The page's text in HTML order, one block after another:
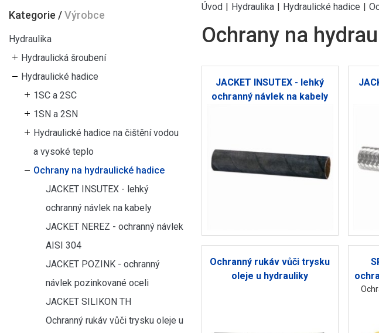
Kategorie /Výrobce
Hydraulika
Hydraulická šroubení
Hydraulické hadice
1SC a 2SC
1SN a 2SN
Hydraulické hadice na čištění vodou
a vysoké teplo
Ochrany na hydraulické hadice
JACKET INSUTEX - lehký
ochranný návlek na kabely
JACKET NEREZ - ochranný návlek
AISI 304
JACKET POZINK - ochranný
návlek pozinkované oceli
JACKET SILIKON TH
Ochranný rukáv vůči trysku oleje u
Úvod | Hydraulika | Hydraulické hadice |
Ochrany na
JACKET INSUTEX - lehký
ochranný návlek na kabely
Ochranný rukáv vůči trysku
oleje u hydrauliky